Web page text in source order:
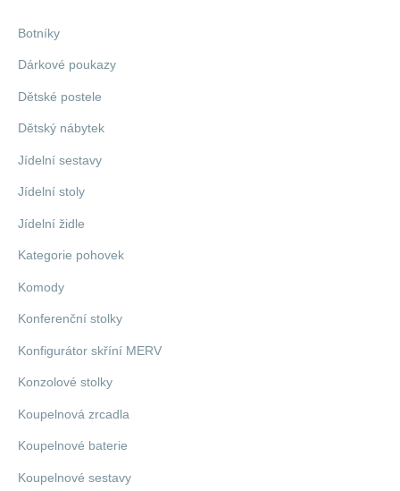
Botníky
Dárkové poukazy
Dětské postele
Dětský nábytek
Jídelní sestavy
Jídelní stoly
Jídelní židle
Kategorie pohovek
Komody
Konferenční stolky
Konfigurátor skříní MERV
Konzolové stolky
Koupelnová zrcadla
Koupelnové baterie
Koupelnové sestavy